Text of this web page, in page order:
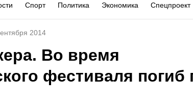
Спорт Политика Экономика Спецпроект
2014
Во время
фестиваля погиб